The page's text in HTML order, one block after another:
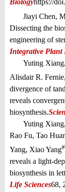
Biologyhttps://
Jiayi Chen,
Dissecting the
engineering of
Integrative Plant
Yuting
Alisdair R. Fernie,
divergence of
reveals
biosynthesis.
Yuting
Rao Fu, Tao
Yang, Xiao Yang#
reveals a light-
biosynthesis in
Life Sciences68,